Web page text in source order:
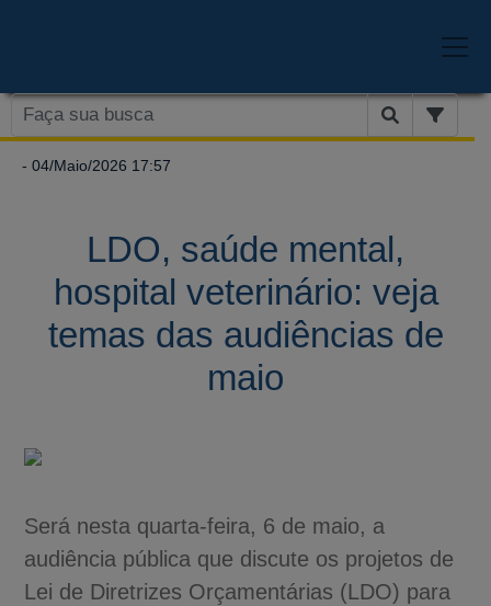
- 04/Maio/2026 17:57
LDO, saúde mental,
hospital veterinário: veja
temas das audiências de
maio
Será nesta quarta-feira, 6 de maio, a
audiência pública que discute os projetos de
Lei de Diretrizes Orçamentárias (LDO) para